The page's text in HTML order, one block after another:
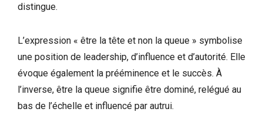
distingue.
L’expression « être la tête et non la queue » symbolise
une position de leadership, d’influence et d’autorité. Elle
évoque également la prééminence et le succès. À
l’inverse, être la queue signifie être dominé, relégué au
bas de l’échelle et influencé par autrui.